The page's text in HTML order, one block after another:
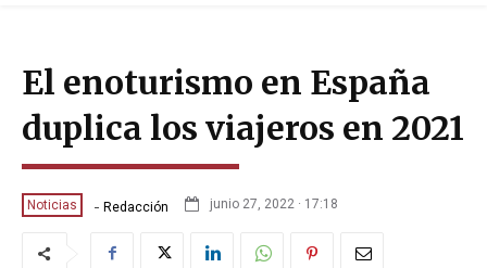
El enoturismo en España
duplica los viajeros en 2021
Noticias - Redacción junio 27, 2022 · 17:18